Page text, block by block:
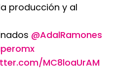
producción y al
@AdalRamones
MC8loaUrAM